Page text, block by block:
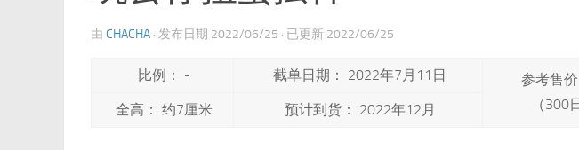
由 CHACHA · 发布日期 2022/06/25 · 已更新 2022/06/25
比例： - 截单日期： 2022年7月11日 参考售价
（300
全高： 约7厘米
预计到货： 2022年12月